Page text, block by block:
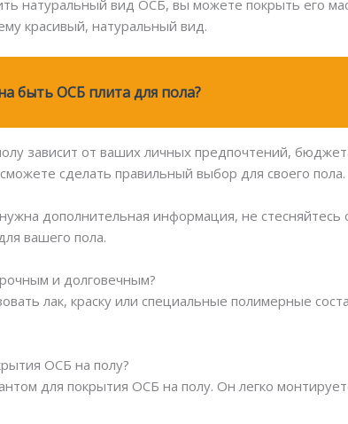
натуральный вид ОСБ, вы можете покрыть его
красивый, натуральный вид.
быть ОСБ плита для пола?
зависит от ваших личных предпочтений,
сделать правильный выбор для своего пола.
дополнительная информация, не стесняйтесь
вашего пола.
и долговечным?
лак, краску или специальные полимерные
ОСБ на полу?
для покрытия ОСБ на полу. Он легко